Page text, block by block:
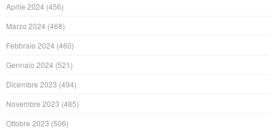
Aprile 2024 (456)
Marzo 2024 (468)
Febbraio 2024 (460)
Gennaio 2024 (521)
Dicembre 2023 (494)
Novembre 2023 (485)
Ottobre 2023 (506)